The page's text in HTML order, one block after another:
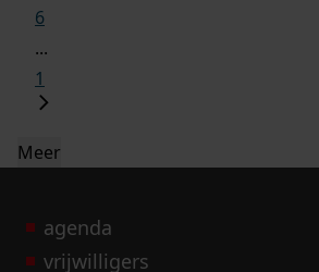
6
...
1
Meer
agenda
vrijwilligers